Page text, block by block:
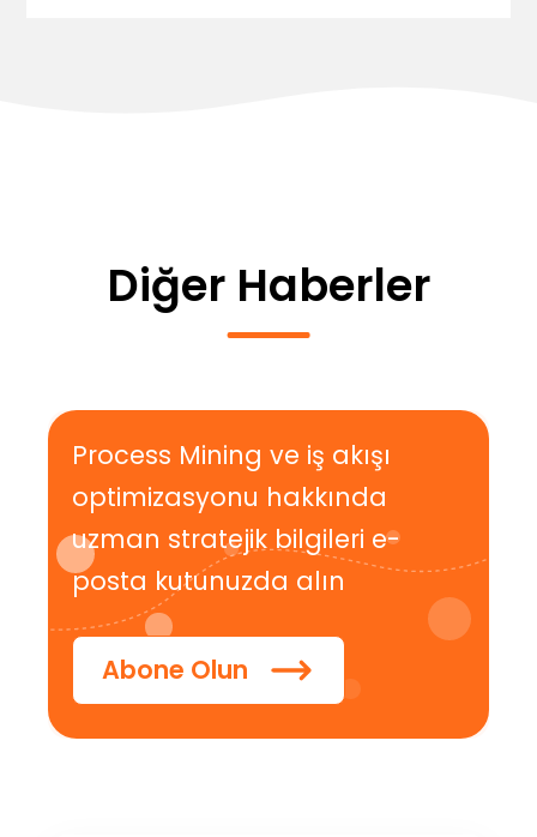
Diğer Haberler
Process Mining ve iş akışı
optimizasyonu hakkında
uzman stratejik bilgileri e-
posta kutunuzda alın
Abone Olun